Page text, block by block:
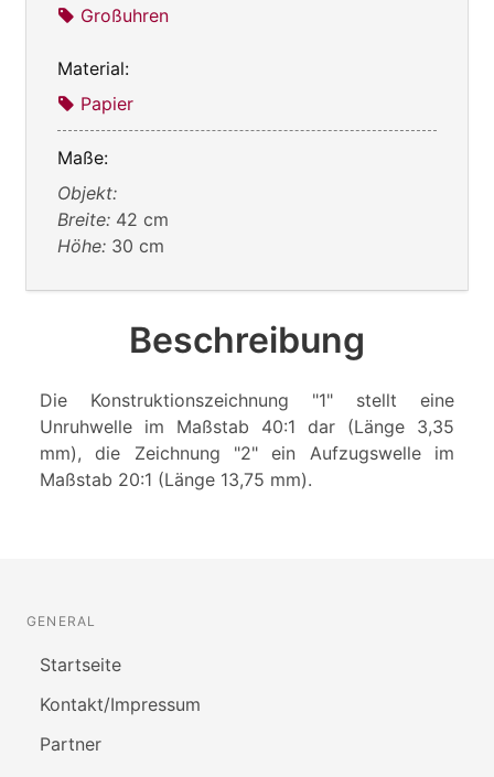
Großuhren
Material:
Papier
Maße:
Objekt:
Breite: 42 cm
Höhe: 30 cm
Beschreibung
Die Konstruktionszeichnung "1" stellt eine
Unruhwelle im Maßstab 40:1 dar (Länge 3,35
mm), die Zeichnung "2" ein Aufzugswelle im
Maßstab 20:1 (Länge 13,75 mm).
GENERAL
Startseite
Kontakt/Impressum
Partner